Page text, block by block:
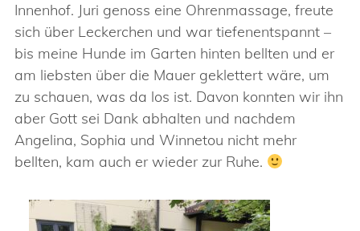
Innenhof. Juri genoss eine Ohrenmassage, freute
sich über Leckerchen und war tiefenentspannt –
bis meine Hunde im Garten hinten bellten und er
am liebsten über die Mauer geklettert wäre, um
zu schauen, was da los ist. Davon konnten wir ihn
aber Gott sei Dank abhalten und nachdem
Angelina, Sophia und Winnetou nicht mehr
bellten, kam auch er wieder zur Ruhe.